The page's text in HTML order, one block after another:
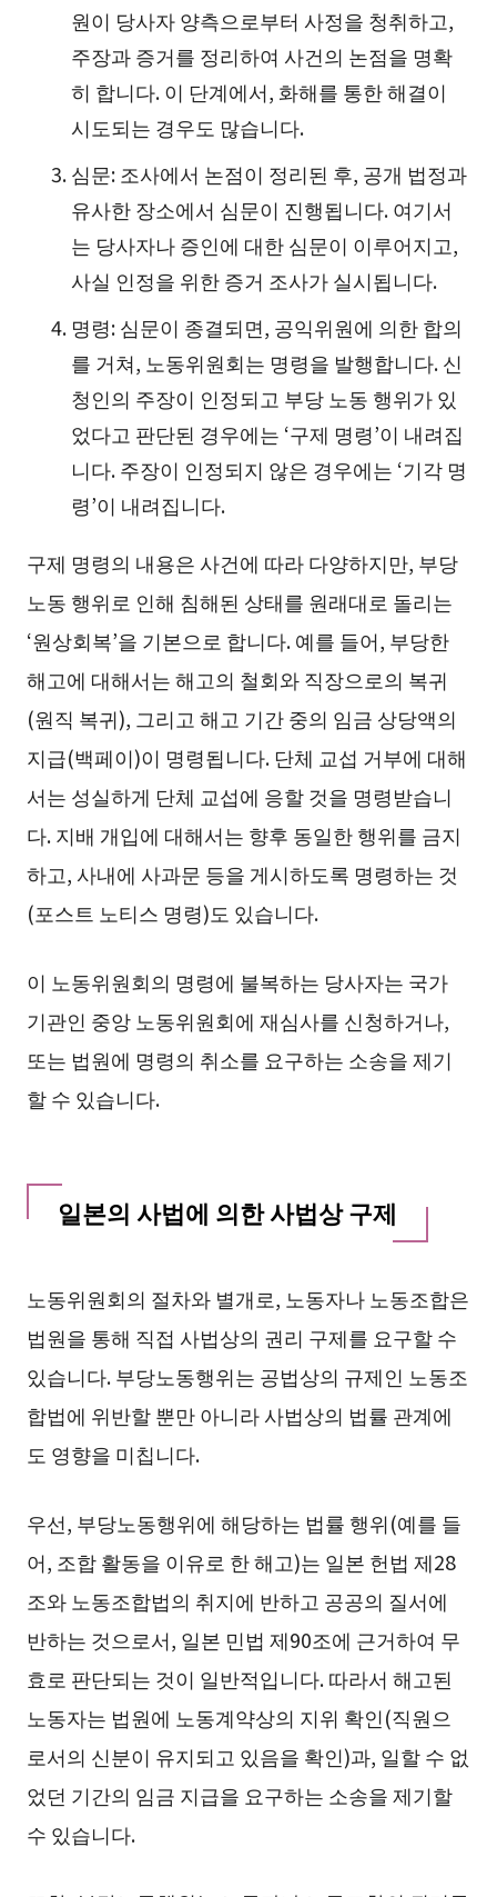
원이 당사자 양측으로부터 사정을 청취하고,
주장과 증거를 정리하여 사건의 논점을 명확
히 합니다. 이 단계에서, 화해를 통한 해결이
시도되는 경우도 많습니다.
심문: 조사에서 논점이 정리된 후, 공개 법정과
유사한 장소에서 심문이 진행됩니다. 여기서
는 당사자나 증인에 대한 심문이 이루어지고,
사실 인정을 위한 증거 조사가 실시됩니다.
명령: 심문이 종결되면, 공익위원에 의한 합의
를 거쳐, 노동위원회는 명령을 발행합니다. 신
청인의 주장이 인정되고 부당 노동 행위가 있
었다고 판단된 경우에는 ‘구제 명령’이 내려집
니다. 주장이 인정되지 않은 경우에는 ‘기각 명
령’이 내려집니다.
구제 명령의 내용은 사건에 따라 다양하지만, 부당
노동 행위로 인해 침해된 상태를 원래대로 돌리는
‘원상회복’을 기본으로 합니다. 예를 들어, 부당한
해고에 대해서는 해고의 철회와 직장으로의 복귀
(원직 복귀), 그리고 해고 기간 중의 임금 상당액의
지급(백페이)이 명령됩니다. 단체 교섭 거부에 대해
서는 성실하게 단체 교섭에 응할 것을 명령받습니
다. 지배 개입에 대해서는 향후 동일한 행위를 금지
하고, 사내에 사과문 등을 게시하도록 명령하는 것
(포스트 노티스 명령)도 있습니다.
이 노동위원회의 명령에 불복하는 당사자는 국가
기관인 중앙 노동위원회에 재심사를 신청하거나,
또는 법원에 명령의 취소를 요구하는 소송을 제기
할 수 있습니다.
일본의 사법에 의한 사법상 구제
노동위원회의 절차와 별개로, 노동자나 노동조합은
법원을 통해 직접 사법상의 권리 구제를 요구할 수
있습니다. 부당노동행위는 공법상의 규제인 노동조
합법에 위반할 뿐만 아니라 사법상의 법률 관계에
도 영향을 미칩니다.
우선, 부당노동행위에 해당하는 법률 행위(예를 들
어, 조합 활동을 이유로 한 해고)는 일본 헌법 제28
조와 노동조합법의 취지에 반하고 공공의 질서에
반하는 것으로서, 일본 민법 제90조에 근거하여 무
효로 판단되는 것이 일반적입니다. 따라서 해고된
노동자는 법원에 노동계약상의 지위 확인(직원으
로서의 신분이 유지되고 있음을 확인)과, 일할 수 없
었던 기간의 임금 지급을 요구하는 소송을 제기할
수 있습니다.